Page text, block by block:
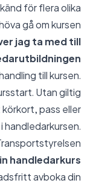
för flera olika
gå om kursen.
jag ta med till
till kursen.
Utan giltig
pass eller
handledarkurs?
avboka din